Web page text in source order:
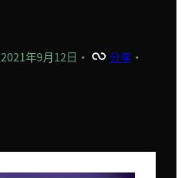
2021年9月12日 · 分享 ·